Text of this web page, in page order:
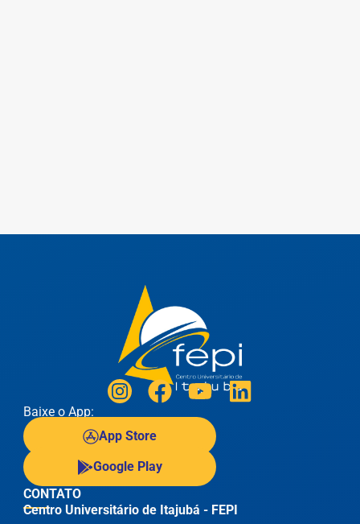
Baixe o App:
App Store
Google Play
CONTATO
Centro Universitário de Itajubá - FEPI